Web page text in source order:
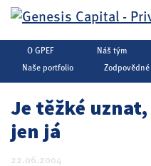
O GPEF Náš tým
Naše portfolio
Je těžké
jen já
22.06.2004